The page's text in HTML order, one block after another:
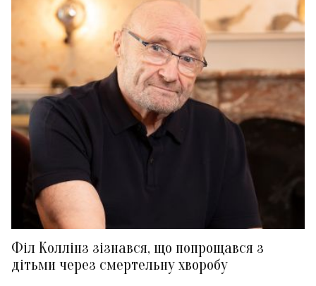
Філ Коллінз зізнався, що попрощався з
дітьми через смертельну хворобу